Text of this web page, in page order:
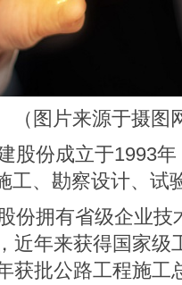
（图片来源于摄图
股份成立于1993
工、勘察设计、试
份拥有省级企业技
近年来获得国家级
获批公路工程施工